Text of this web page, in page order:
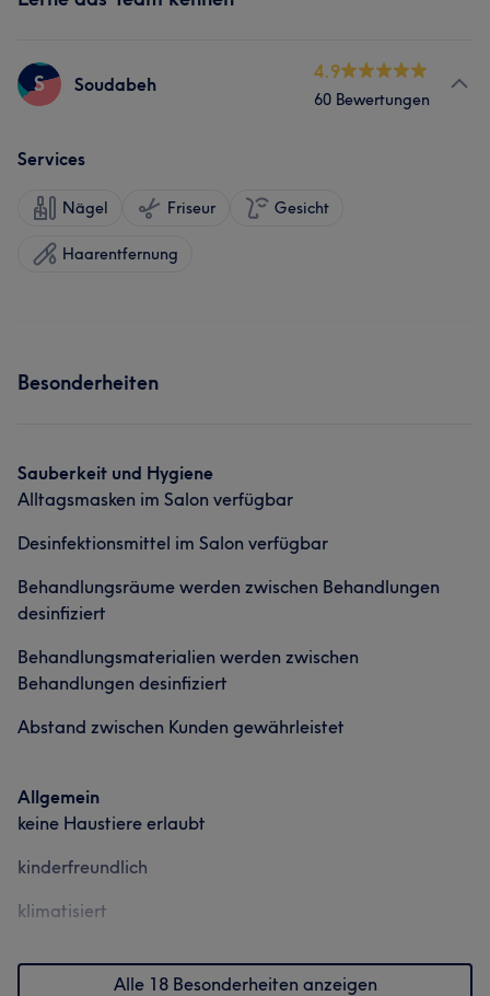
S Soudabeh
4.9
60 Bewertungen
Services
Nägel Friseur Gesicht
Haarentfernung
Besonderheiten
Sauberkeit und Hygiene
Alltagsmasken im Salon verfügbar
Desinfektionsmittel im Salon verfügbar
Behandlungsräume werden zwischen Behandlungen
desinfiziert
Behandlungsmaterialien werden zwischen
Behandlungen desinfiziert
Abstand zwischen Kunden gewährleistet
Allgemein
keine Haustiere erlaubt
kinderfreundlich
klimatisiert
Alle 18 Besonderheiten anzeigen